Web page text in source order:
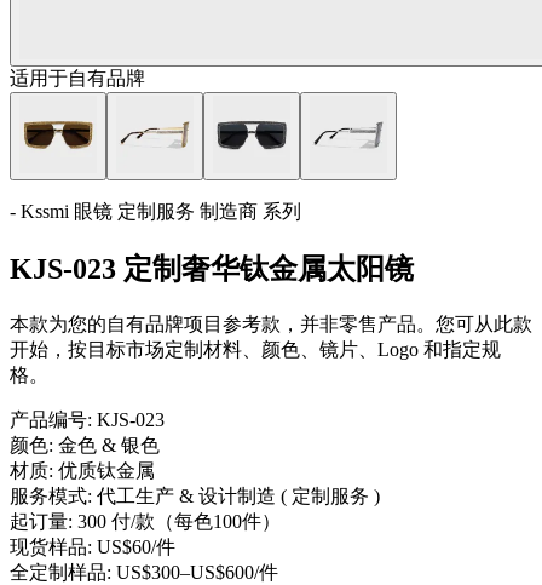
适用于自有品牌
- Kssmi 眼镜 定制服务 制造商 系列
KJS-023 定制奢华钛金属太阳镜
本款为您的自有品牌项目参考款，并非零售产品。您可从此款
开始，按目标市场定制材料、颜色、镜片、Logo 和指定规
格。
产品编号: KJS-023
颜色: 金色 & 银色
材质: 优质钛金属
服务模式: 代工生产 & 设计制造 ( 定制服务 )
起订量: 300 付/款（每色100件）
现货样品: US$60/件
全定制样品: US$300–US$600/件